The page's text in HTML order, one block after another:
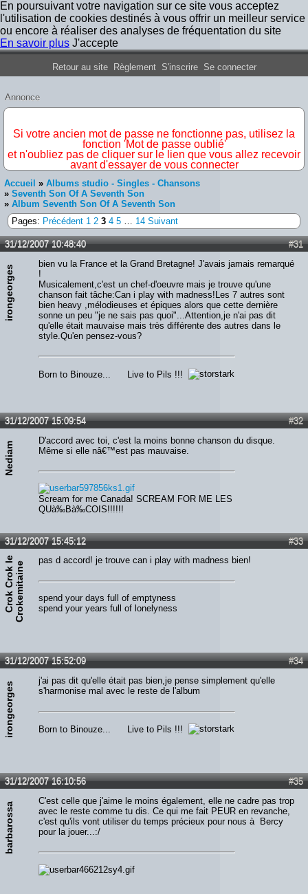
En poursuivant votre navigation sur ce site vous acceptez
l'utilisation de cookies destinés à vous offrir un meilleur service
ou encore à réaliser des analyses de fréquentation du site
En savoir plus J'accepte
Forum Iron Maiden France
Retour au site Règlement S'inscrire Se connecter
Annonce
Si votre ancien mot de passe ne fonctionne pas, utilisez la
fonction 'Mot de passe oublié'
et n'oubliez pas de cliquer sur le lien que vous allez recevoir
avant d'essayer de vous connecter
Accueil » Albums studio - Singles - Chansons
» Seventh Son Of A Seventh Son
» Album Seventh Son Of A Seventh Son
Pages: Précédent 1 2 3 4 5 … 14 Suivant
#31
31/12/2007 10:48:40
irongeorges
bien vu la France et la Grand Bretagne! J'avais jamais remarqué
!
Musicalement,c'est un chef-d'oeuvre mais je trouve qu'une
chanson fait tâche:Can i play with madness!Les 7 autres sont
bien heavy ,mélodieuses et épiques alors que cette dernière
sonne un peu "je ne sais pas quoi"...Attention,je n'ai pas dit
qu'elle était mauvaise mais très différente des autres dans le
style.Qu'en pensez-vous?
Born to Binouze... Live to Pils !!!
#32
31/12/2007 15:09:54
Nediam
D'accord avec toi, c'est la moins bonne chanson du disque.
Même si elle nâ€™est pas mauvaise.
Scream for me Canada! SCREAM FOR ME LES
QUà‰Bà‰COIS!!!!!!
#33
31/12/2007 15:45:12
C
r
o
k
C
r
o
kl
e
C
r
o
k
e
m
i
t
a
i
ne
pas d accord! je trouve can i play with madness bien!
spend your days full of emptyness
spend your years full of lonelyness
#34
31/12/2007 15:52:09
irongeorges
j'ai pas dit qu'elle était pas bien,je pense simplement qu'elle
s'harmonise mal avec le reste de l'album
Born to Binouze... Live to Pils !!!
#35
31/12/2007 16:10:56
barbarossa
C'est celle que j'aime le moins également, elle ne cadre pas trop
avec le reste comme tu dis. Ce qui me fait PEUR en revanche,
c'est qu'ils vont utiliser du temps précieux pour nous à Bercy
pour la jouer...:/